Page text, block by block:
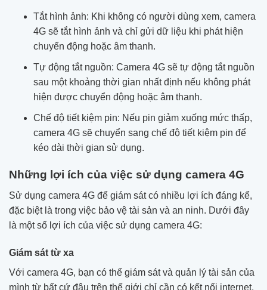
Tắt hình ảnh: Khi không có người dùng xem, camera
4G sẽ tắt hình ảnh và chỉ gửi dữ liệu khi phát hiện
chuyển động hoặc âm thanh.
Tự động tắt nguồn: Camera 4G sẽ tự động tắt nguồn
sau một khoảng thời gian nhất định nếu không phát
hiện được chuyển động hoặc âm thanh.
Chế độ tiết kiệm pin: Nếu pin giảm xuống mức thấp,
camera 4G sẽ chuyển sang chế độ tiết kiệm pin để
kéo dài thời gian sử dụng.
Những lợi ích của việc sử dụng camera 4G
Sử dụng camera 4G để giám sát có nhiều lợi ích đáng kể,
đặc biệt là trong việc bảo vệ tài sản và an ninh. Dưới đây
là một số lợi ích của việc sử dụng camera 4G:
Giám sát từ xa
Với camera 4G, bạn có thể giám sát và quản lý tài sản của
mình từ bất cứ đâu trên thế giới chỉ cần có kết nối internet.